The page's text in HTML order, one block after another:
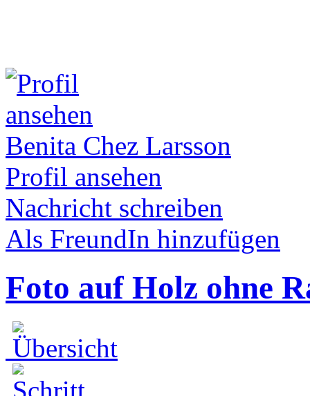
Benita Chez Larsson
Profil ansehen
Nachricht schreiben
Als FreundIn hinzufügen
Foto auf Holz ohne